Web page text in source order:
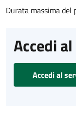
Durata massima
Accedi
Accedi al